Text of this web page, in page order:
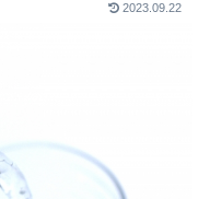
2023.09.22